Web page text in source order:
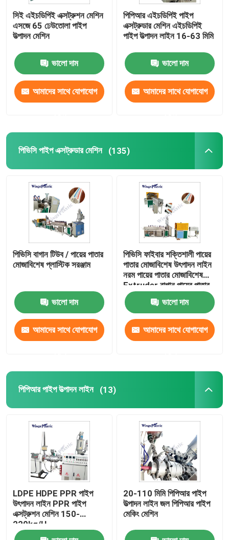
সিই এইচডিপিই এক্সট্রুশন মেশিন
এসজে 65 ঢেউতোলা পাইপ
উত্পাদন মেশিন
ভালো দাম
আমাদের সাথে যোগাযোগ
পিপিআর এইচডিপিই পাইপ
এক্সট্রুডার মেশিন এইচডিপিই
পাইপ উত্পাদন লাইন 16-63 মিমি
ভালো দাম
আমাদের সাথে যোগাযোগ
পিভিসি পাইপ এক্সট্রুডার মেশিন (135)
পিভিসি বাগান টিউব / পায়ের পাতার
মোজাবিশেষ প্লাস্টিক সরঞ্জাম
ভালো দাম
আমাদের সাথে যোগাযোগ
পিভিসি ফাইবার শক্তিশালী পায়ের
পাতার মোজাবিশেষ উৎপাদন লাইন
নরম পায়ের পাতার মোজাবিশেষ
Extruder বাগান পায়ের পাতার
মোজাবিশেষ উত্পাদন
ভালো দাম
আমাদের সাথে যোগাযোগ
পিপিআর পাইপ উত্পাদন লাইন (13)
LDPE HDPE PPR পাইপ
উৎপাদন লাইন PPR পাইপ
এক্সট্রুশন মেশিন 150-
220kg/H
20-110 মিমি পিপিআর পাইপ
উত্পাদন লাইন জল পিপিআর পাইপ
মেকিং মেশিন